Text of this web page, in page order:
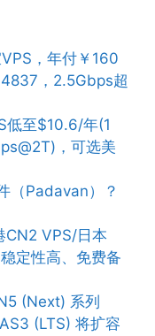
，年付￥160
，2.5Gbps超
低至$10.6/年(1
，可选美
（Padavan）？
CN2 VPS/日本
定性高、免费备
(Next) 系列
(LTS) 将扩容